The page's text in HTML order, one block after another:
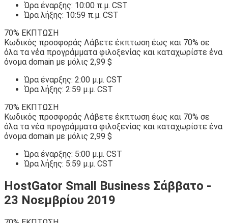
Ώρα έναρξης: 10:00 π.μ. CST
Ώρα λήξης: 10:59 π.μ. CST
70% ΕΚΠΤΩΣΗ
Κωδικός προσφοράς Λάβετε έκπτωση έως και 70% σε
όλα τα νέα προγράμματα φιλοξενίας και καταχωρίστε ένα
όνομα domain με μόλις 2,99 $
Ώρα έναρξης: 2:00 μ.μ. CST
Ώρα λήξης: 2:59 μ.μ. CST
70% ΕΚΠΤΩΣΗ
Κωδικός προσφοράς Λάβετε έκπτωση έως και 70% σε
όλα τα νέα προγράμματα φιλοξενίας και καταχωρίστε ένα
όνομα domain με μόλις 2,99 $
Ώρα έναρξης: 5:00 μ.μ. CST
Ώρα λήξης: 5:59 μ.μ. CST
HostGator Small Business Σάββατο -
23 Νοεμβρίου 2019